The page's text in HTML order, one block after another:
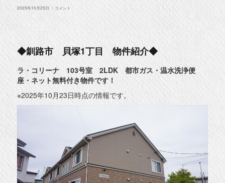
投
2025年10月25日
◆
目
物
件
紹
介
コメント
◆釧路市 貝塚1丁目 物件紹介◆
ラ・コリーナ 103号室 2LDK 都市ガス・温水洗浄便
座・ネット無料付き物件です！
※2025年10月23日時点の情報です。